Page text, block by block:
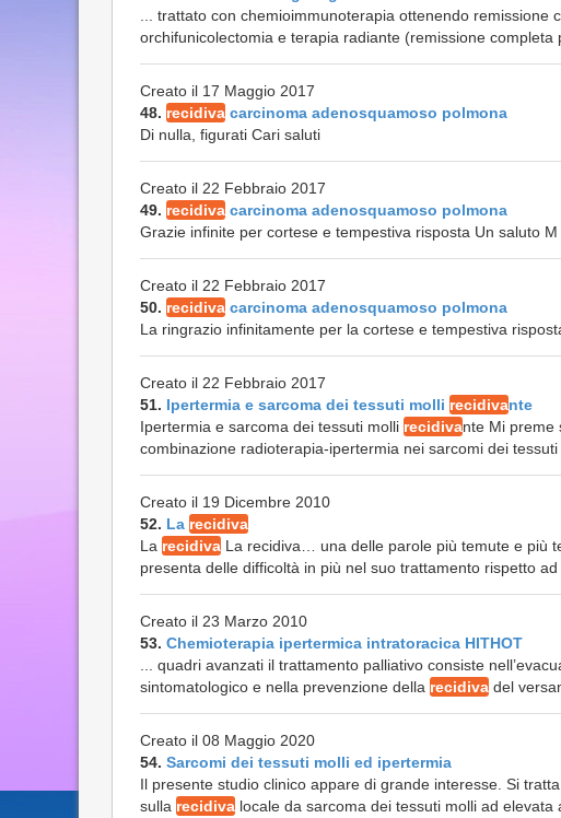
... trattato con chemioimmunoterapia ottenendo remissione
orchifunicolectomia e terapia radiante (remissione completa
Creato il 17 Maggio 2017
48. recidiva carcinoma adenosquamoso polmona
Di nulla, figurati Cari saluti
Creato il 22 Febbraio 2017
49. recidiva carcinoma adenosquamoso polmona
Grazie infinite per cortese e tempestiva risposta Un saluto M
Creato il 22 Febbraio 2017
50. recidiva carcinoma adenosquamoso polmona
La ringrazio infinitamente per la cortese e tempestiva
Creato il 22 Febbraio 2017
51. Ipertermia e sarcoma dei tessuti molli recidivante
Ipertermia e sarcoma dei tessuti molli recidivante Mi preme
combinazione radioterapia-ipertermia nei sarcomi dei tessuti
Creato il 19 Dicembre 2010
52. La recidiva
La recidiva La recidiva… una delle parole più temute e più
presenta delle difficoltà in più nel suo trattamento rispetto ad
Creato il 23 Marzo 2010
53. Chemioterapia ipertermica intratoracica HITHOT
... quadri avanzati il trattamento palliativo consiste
sintomatologico e nella prevenzione della recidiva del
Creato il 08 Maggio 2020
54. Sarcomi dei tessuti molli ed ipertermia
Il presente studio clinico appare di grande interesse. Si
sulla recidiva locale da sarcoma dei tessuti molli ad elevata